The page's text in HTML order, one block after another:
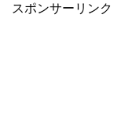
スポンサーリンク